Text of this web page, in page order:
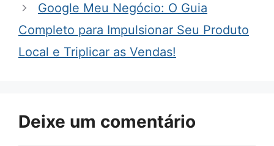
Google Meu Negócio: O Guia
Completo para Impulsionar Seu Produto
Local e Triplicar as Vendas!
Deixe um comentário